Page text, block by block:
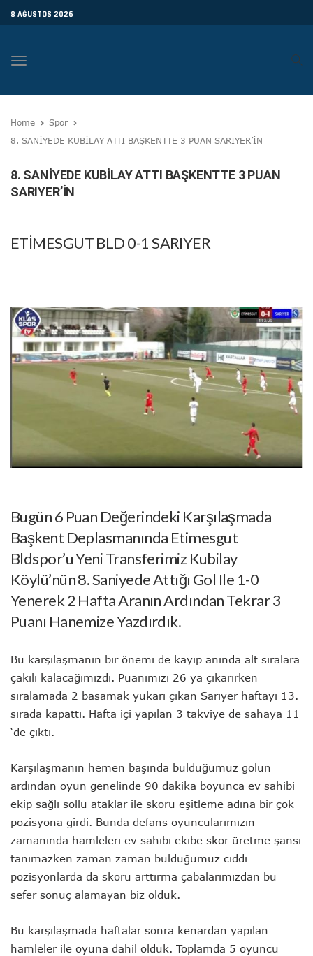
8 AĞUSTOS 2026
Toggle
Home
Spor
8. SANİYEDE KUBİLAY ATTI BAŞKENTTE 3 PUAN SARIYER’İN
8. SANİYEDE KUBİLAY ATTI BAŞKENTTE 3 PUAN
SARIYER’İN
ETİMESGUT BLD 0-1 SARIYER
Bugün 6 Puan Değerindeki Karşılaşmada
Başkent Deplasmanında Etimesgut
Bldspor’u Yeni Transferimiz Kubilay
Köylü’nün 8. Saniyede Attığı Gol Ile 1-0
Yenerek 2 Hafta Aranın Ardından Tekrar 3
Puanı Hanemize Yazdırdık.
Bu karşılaşmanın bir önemi de kayıp anında alt sıralara
çakılı kalacağımızdı. Puanımızı 26 ya çıkarırken
sıralamada 2 basamak yukarı çıkan Sarıyer haftayı 13.
sırada kapattı. Hafta içi yapılan 3 takviye de sahaya 11
‘de çıktı.
Karşılaşmanın hemen başında bulduğumuz golün
ardından oyun genelinde 90 dakika boyunca ev sahibi
ekip sağlı sollu ataklar ile skoru eşitleme adına bir çok
pozisyona girdi. Bunda defans oyuncularımızın
zamanında hamleleri ev sahibi ekibe skor üretme şansı
tanımazken zaman zaman bulduğumuz ciddi
pozisyonlarda da skoru arttırma çabalarımızdan bu
sefer sonuç alamayan biz olduk.
Bu karşılaşmada haftalar sonra kenardan yapılan
hamleler ile oyuna dahil olduk. Toplamda 5 oyuncu